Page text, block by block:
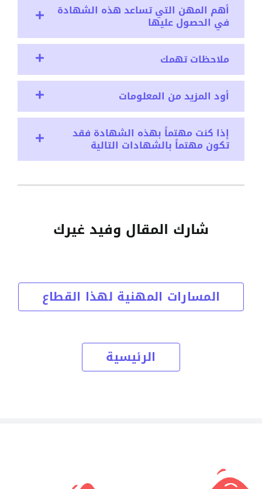
أهم المهن التي تساعد هذه الشهادة
في الحصول عليها
ملاحظات تهمك
أود المزيد من المعلومات
إذا كنت مهتماً بهذه الشهادة فقد
تكون مهتماً بالشهادات التالية
شارك المقال وفيد غيرك
المسارات المهنية لهذا القطاع
الرئيسية